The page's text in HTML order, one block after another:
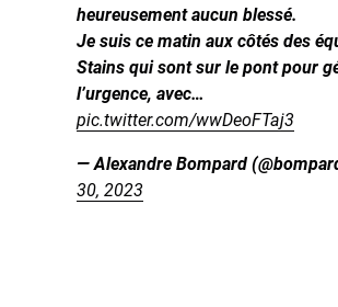
heureusement aucun blessé.
Je suis ce matin aux côtés des
Stains qui sont sur le pont pour
l’urgence, avec…
pic.twitter.com/wwDeoFTaj3
— Alexandre Bompard
30, 2023